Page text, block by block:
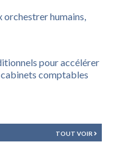
orchestrer humains,
pour accélérer
comptables
TOUT VOIR